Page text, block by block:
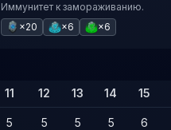
Иммунитет к замораживанию.
×20
×6 ×6
11 12 13 14 15
5 5 5 5 6